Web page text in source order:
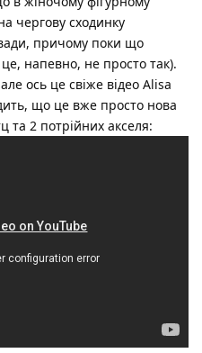
чергову сходинку
причому поки що
це, напевно, не просто так).
ось це свіже відео Alisa
що це вже просто нова
2 потрійних акселя: